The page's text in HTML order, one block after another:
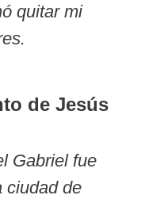
quitar mi
de Jesús
Gabriel fue
ciudad de